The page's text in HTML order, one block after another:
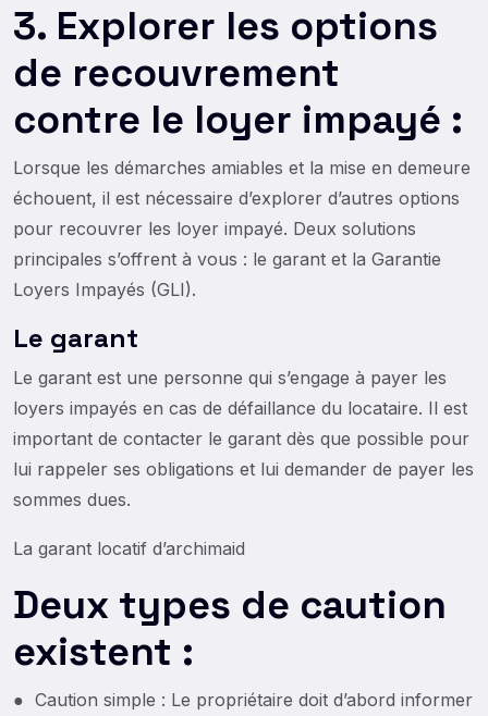
3. Explorer les options
de recouvrement
contre le loyer impayé :
Lorsque les démarches amiables et la mise en demeure
échouent, il est nécessaire d’explorer d’autres options
pour recouvrer les loyer impayé. Deux solutions
principales s’offrent à vous : le garant et la Garantie
Loyers Impayés (GLI).
Le garant
Le garant est une personne qui s’engage à payer les
loyers impayés en cas de défaillance du locataire. Il est
important de contacter le garant dès que possible pour
lui rappeler ses obligations et lui demander de payer les
sommes dues.
La garant locatif d’archimaid
Deux types de caution
existent :
● Caution simple : Le propriétaire doit d’abord informer